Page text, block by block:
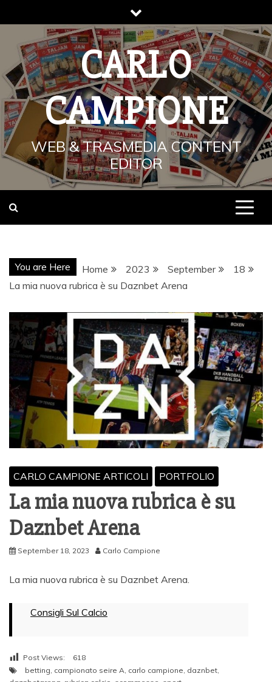
to
content
CARLO
CAMPIONE
WEB & TRASMEDIA CONTENT
EDITOR
You are Here Home 2023 September
18
La mia nuova rubrica è su Daznbet Arena
CARLO CAMPIONE ARTICOLI PORTFOLIO
La mia nuova rubrica è su
Daznbet Arena
September 18, 2023 Carlo Campione
La mia nuova rubrica è su Daznbet Arena.
Consigli Sul Calcio
Post Views:
618
betting, campionato seire A, carlo campione, daznbet,